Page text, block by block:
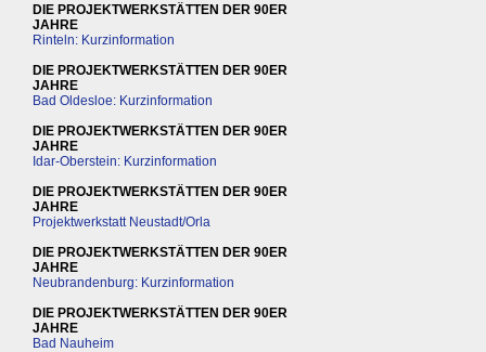
DIE PROJEKTWERKSTÄTTEN DER 90ER
JAHRE
Rinteln: Kurzinformation
DIE PROJEKTWERKSTÄTTEN DER 90ER
JAHRE
Bad Oldesloe: Kurzinformation
DIE PROJEKTWERKSTÄTTEN DER 90ER
JAHRE
Idar-Oberstein: Kurzinformation
DIE PROJEKTWERKSTÄTTEN DER 90ER
JAHRE
Projektwerkstatt Neustadt/Orla
DIE PROJEKTWERKSTÄTTEN DER 90ER
JAHRE
Neubrandenburg: Kurzinformation
DIE PROJEKTWERKSTÄTTEN DER 90ER
JAHRE
Bad Nauheim